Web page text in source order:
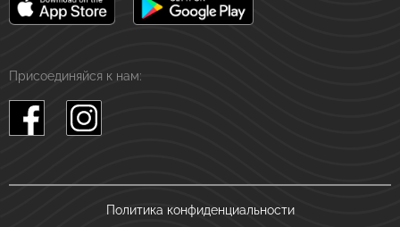
Присоединяйся к нам:
Политика конфиденциальности